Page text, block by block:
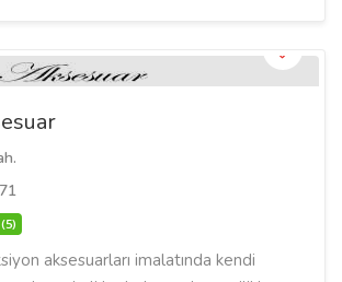
(5)
aksesuarları imalatında kendi